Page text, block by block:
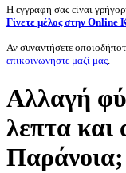
Η εγγραφή σας είναι
Γίνετε μέλος στην Online
Αν συναντήσετε
επικοινωνήστε μαζί μας.
Αλλαγή
λεπτα και
Παράνοια;